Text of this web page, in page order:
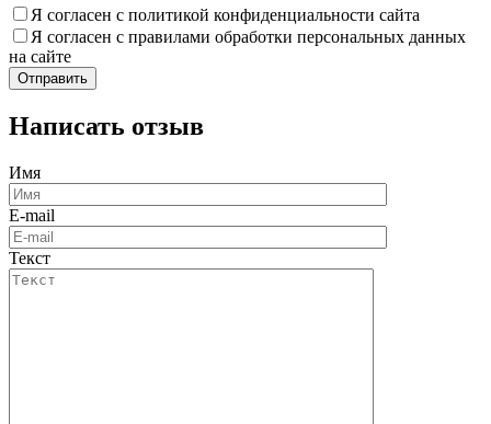
Я согласен с политикой конфиденциальности сайта
Я согласен с правилами обработки персональных данных
на сайте
Написать отзыв
Имя
E-mail
Текст